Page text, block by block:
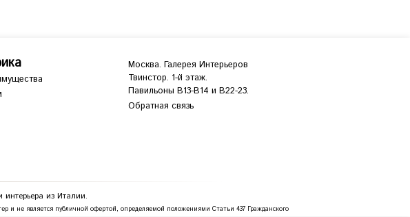
Москва. Галерея Интерьеров
Твинстор. 1-й этаж.
Павильоны B13-B14 и В22-23.
Обратная связь
из Италии.
не является публичной офертой, определяемой положениями Статьи 437 Гражданского